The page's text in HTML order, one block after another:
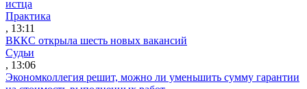
истца
Практика
, 13:11
ВККС открыла шесть новых вакансий
Судьи
, 13:06
Экономколлегия решит, можно ли уменьшить сумму гарантии